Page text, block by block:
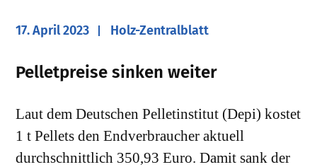
17. April 2023 Holz-Zentralblatt
Pelletpreise sinken weiter
Laut dem Deutschen Pelletinstitut (Depi) kostet
1 t Pellets den Endverbraucher aktuell
durchschnittlich 350,93 Euro. Damit sank der